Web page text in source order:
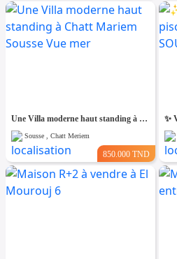
Une Villa moderne haut standing à Chatt Mariem Sousse Vue mer
Sousse , Chatt Meriem
850.000 TND